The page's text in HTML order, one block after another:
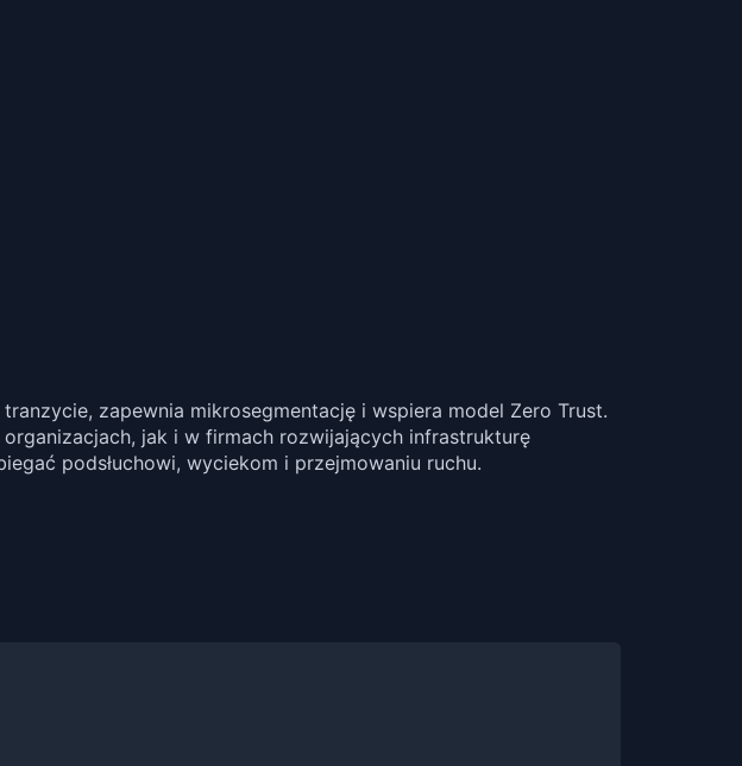
zapewnia mikrosegmentację i wspiera model Zero Trust.
jak i w firmach rozwijających infrastrukturę
podsłuchowi, wyciekom i przejmowaniu ruchu.